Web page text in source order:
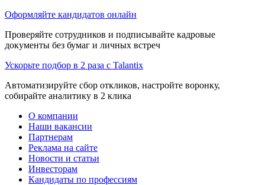
Оформляйте кандидатов онлайн
Проверяйте сотрудников и подписывайте кадровые
документы без бумаг и личных встреч
Ускорьте подбор в 2 раза с Talantix
Автоматизируйте сбор откликов, настройте воронку,
собирайте аналитику в 2 клика
О компании
Наши вакансии
Партнерам
Реклама на сайте
Новости и статьи
Инвесторам
Кандидаты по профессиям